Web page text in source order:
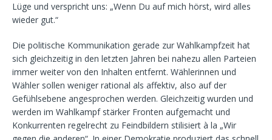
Lüge und verspricht uns: „Wenn Du auf mich hörst, wird alles
wieder gut.“
Die politische Kommunikation gerade zur Wahlkampfzeit hat
sich gleichzeitig in den letzten Jahren bei nahezu allen Parteien
immer weiter von den Inhalten entfernt. Wählerinnen und
Wähler sollen weniger rational als affektiv, also auf der
Gefühlsebene angesprochen werden. Gleichzeitig wurden und
werden im Wahlkampf stärker Fronten aufgemacht und
Konkurrenten regelrecht zu Feindbildern stilisiert à la „Wir